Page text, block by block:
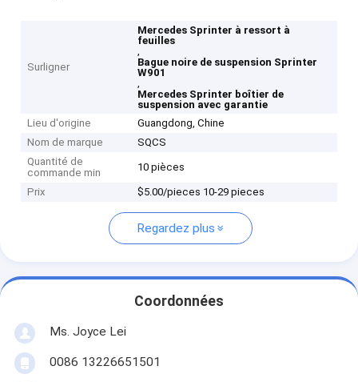
Surligner
Mercedes Sprinter à ressort à
feuilles
,
Bague noire de suspension Sprinter
W901
,
Mercedes Sprinter boîtier de
suspension avec garantie
Lieu d'origine
Guangdong, Chine
Nom de marque
SQCS
Quantité de
commande min
10 pièces
Prix $5.00/pieces 10-29 pieces
Regardez plus
Coordonnées
Ms. Joyce Lei
0086 13226651501